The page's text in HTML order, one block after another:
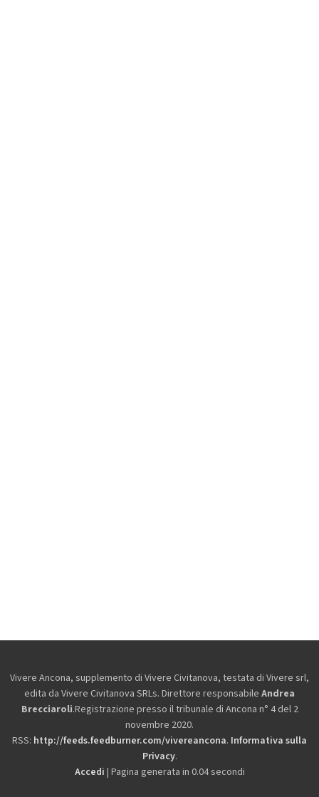
Vivere Ancona, supplemento di Vivere Civitanova, testata di Vivere srl,
edita da Vivere Civitanova SRLs. Direttore responsabile Andrea
Brecciaroli.Registrazione presso il tribunale di Ancona n° 4 del 2
novembre 2020.
RSS: http://feeds.feedburner.com/vivereancona. Informativa sulla
Privacy.
Accedi | Pagina generata in 0.04 secondi